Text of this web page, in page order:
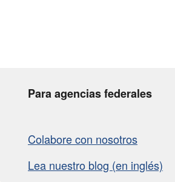
Para agencias federales
Colabore con nosotros
Lea nuestro blog (en inglés)